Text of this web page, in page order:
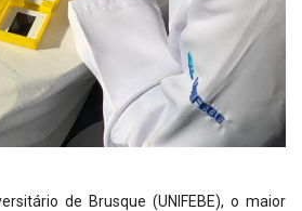
de Brusque (UNIFEBE), o maior